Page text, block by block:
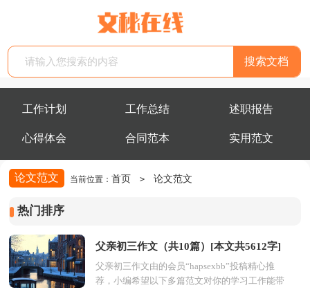
工作计划 工作总结 述职报告
心得体会 合同范本 实用范文
论文范文 当前位置：首页 > 论文范文
热门排序
父亲初三作文（共10篇）[本文共5612字]
父亲初三作文由的会员“hapsexbb”投稿精心推
荐，小编希望以下多篇范文对你的学习工作能带